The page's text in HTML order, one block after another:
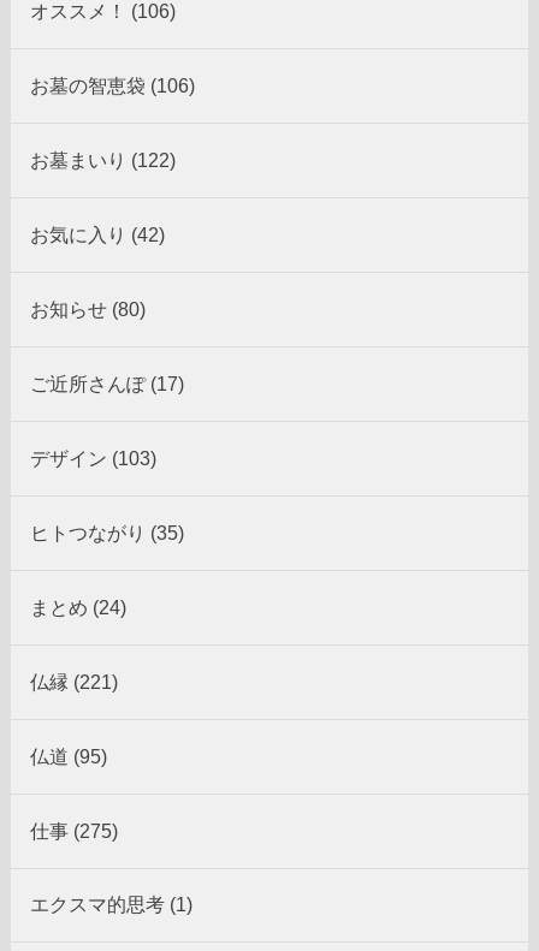
オススメ！ (106)
お墓の智恵袋 (106)
お墓まいり (122)
お気に入り (42)
お知らせ (80)
ご近所さんぽ (17)
デザイン (103)
ヒトつながり (35)
まとめ (24)
仏縁 (221)
仏道 (95)
仕事 (275)
エクスマ的思考 (1)